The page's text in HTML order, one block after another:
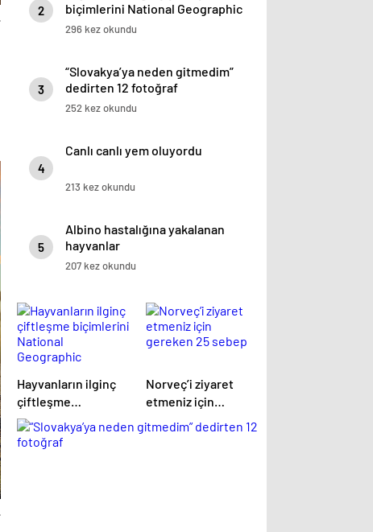
2
biçimlerini National Geographic
görüntüledi.
296 kez okundu
3
“Slovakya’ya neden gitmedim”
dedirten 12 fotoğraf
252 kez okundu
4
Canlı canlı yem oluyordu
213 kez okundu
5
Albino hastalığına yakalanan
hayvanlar
207 kez okundu
Hayvanların ilginç
çiftleşme
biçimlerini National
Geographic
görüntüledi.
Norveç’i ziyaret
etmeniz için
gereken 25 sebep